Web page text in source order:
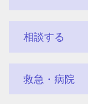
相談する
救急・病院